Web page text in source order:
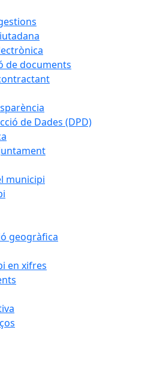
de documents
de Dades (DPD)
municipi
geogràfica
en xifres